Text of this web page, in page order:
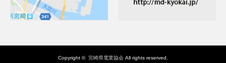
Copyright © 宮崎県電業協会 All rights reserved.